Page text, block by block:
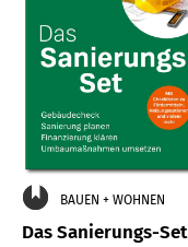
BAUEN + WOHNEN
Das Sanierungs-Set